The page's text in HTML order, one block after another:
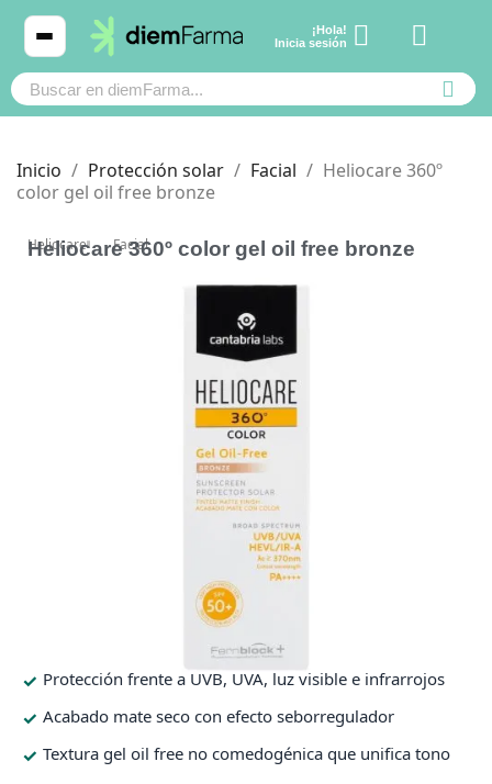
Productos naturales y dietética
Óptica
Ortopedia
¡Hola!
Inicia sesión
Ver carrito
Productos naturales y dietética
Óptica
Ortopedia
Inicio Protección solar Facial
Heliocare 360º
color gel oil free bronze
Heliocare Facial
Heliocare 360º color gel oil free bronze
Protección frente a UVB, UVA, luz visible e infrarrojos
Acabado mate seco con efecto seborregulador
Textura gel oil free no comedogénica que unifica tono